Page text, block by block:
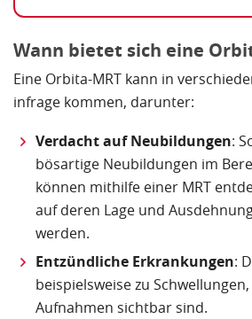
Wann bietet sich eine
Eine Orbita-MRT kann in
infrage kommen, darunter:
Verdacht auf Neubildungen:
bösartige Neubildungen im
können mithilfe einer MRT
auf deren Lage und
werden.
Entzündliche Erkrankungen:
beispielsweise zu
Aufnahmen sichtbar sind.